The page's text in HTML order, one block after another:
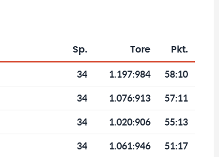
Sp. Tore Pkt.
34 1.197:984 58:10
34 1.076:913 57:11
34 1.020:906 55:13
34 1.061:946 51:17